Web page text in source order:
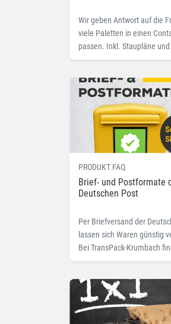
Wir geben Antwort auf die
viele Paletten in einen
passen. Inkl. Staupläne
mit Abmessungen der
PRODUKT FAQ
Brief- und Postformate
Deutschen Post
Per Briefversand der
lassen sich Waren günstig
Bei TransPack-Krumbach
wichtigen Infos und